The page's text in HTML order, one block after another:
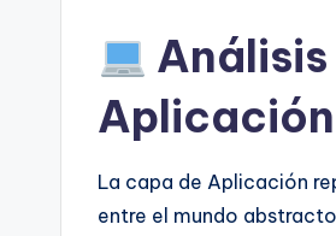
Aplicación
La capa de Aplicación
entre el mundo